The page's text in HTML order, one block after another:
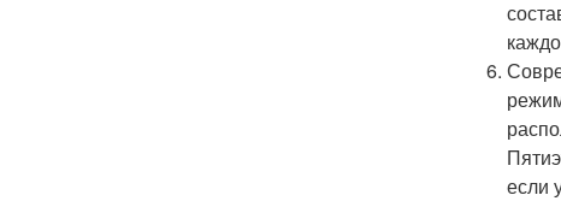
если